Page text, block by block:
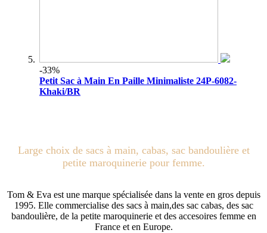
-33%
Petit Sac à Main En Paille Minimaliste 24P-6082-
Khaki/BR
Large choix de sacs à main, cabas, sac bandoulière et
petite maroquinerie pour femme.
Tom & Eva est une marque spécialisée dans la vente en gros depuis
1995. Elle commercialise des sacs à main,des sac cabas, des sac
bandoulière, de la petite maroquinerie et des accesoires femme en
France et en Europe.